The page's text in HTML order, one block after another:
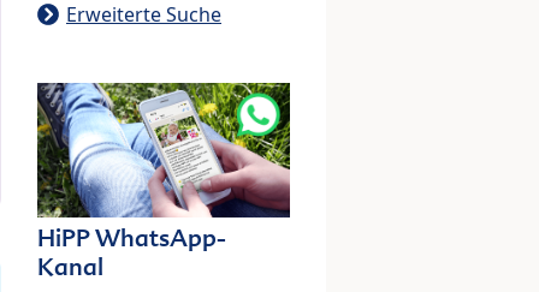
Erweiterte Suche
HiPP WhatsApp-
Kanal